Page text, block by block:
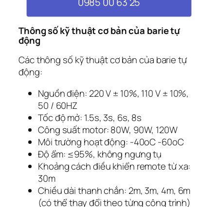
Thông số kỹ thuật cơ bản của barie tự
động
Các thông số kỹ thuật cơ bản của barie tự
động:
Nguồn điện: 220 V ± 10%, 110 V ± 10%,
50 / 60HZ
Tốc độ mở: 1.5s, 3s, 6s, 8s
Công suất motor: 80W, 90W, 120W
Môi trường hoạt động: -40oC -60oC
Độ ẩm: ≤95%, không ngưng tụ
Khoảng cách điều khiển remote từ xa:
30m
Chiều dài thanh chắn: 2m, 3m, 4m, 6m
(có thể thay đổi theo từng công trình)